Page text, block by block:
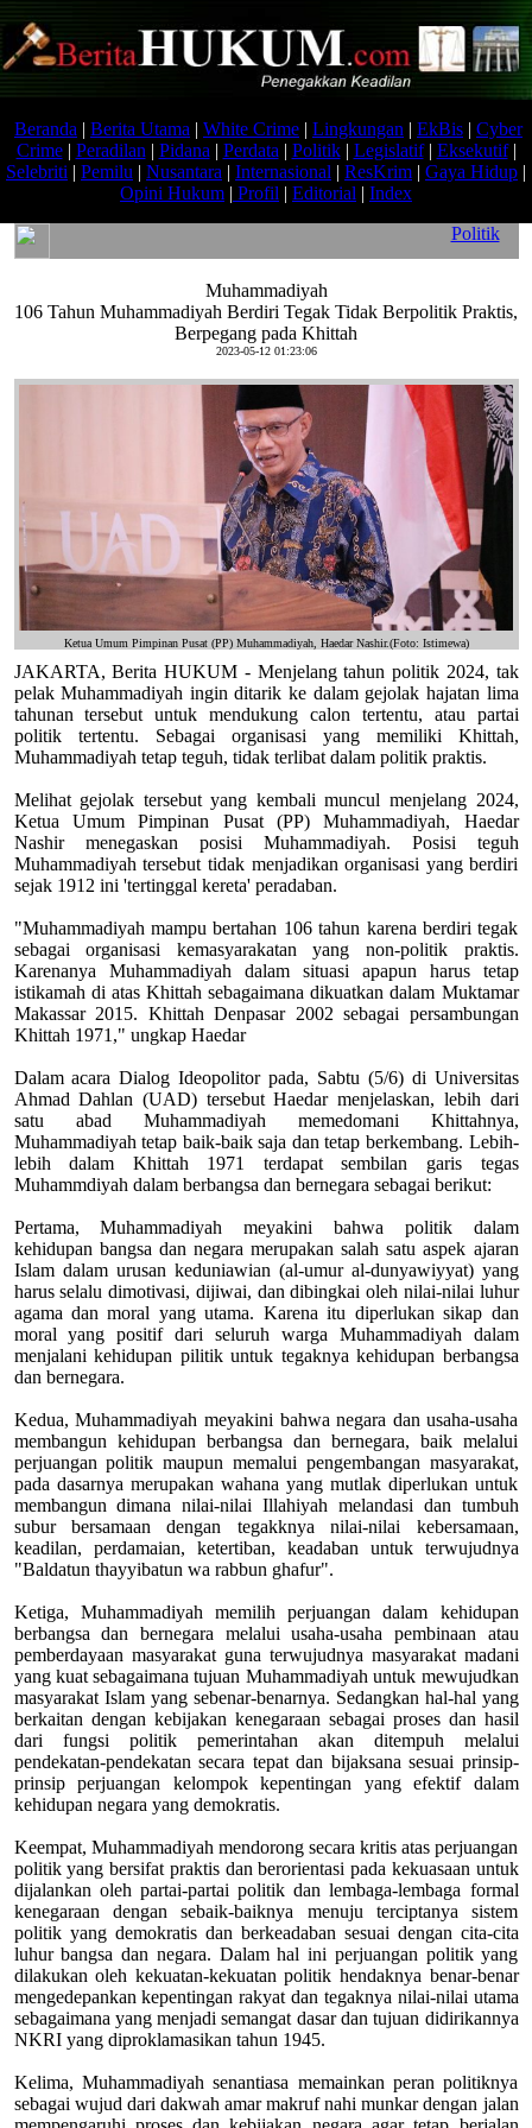
Beranda | Berita Utama | White Crime | Lingkungan | EkBis | Cyber
Crime| Peradilan | Pidana | Perdata | Politik| Legislatif| Eksekutif|
Selebriti | Pemilu | Nusantara | Internasional | ResKrim | Gaya Hidup |
Opini Hukum | Profil | Editorial | Index
Politik
Muhammadiyah
106 Tahun Muhammadiyah Berdiri Tegak Tidak Berpolitik Praktis,
Berpegang pada Khittah
2023-05-12 01:23:06
Ketua Umum Pimpinan Pusat (PP) Muhammadiyah, Haedar Nashir.(Foto: Istimewa)
JAKARTA, Berita HUKUM - Menjelang tahun politik 2024, tak
pelak Muhammadiyah ingin ditarik ke dalam gejolak hajatan lima
tahunan tersebut untuk mendukung calon tertentu, atau partai
politik tertentu. Sebagai organisasi yang memiliki Khittah,
Muhammadiyah tetap teguh, tidak terlibat dalam politik praktis.
Melihat gejolak tersebut yang kembali muncul menjelang 2024,
Ketua Umum Pimpinan Pusat (PP) Muhammadiyah, Haedar
Nashir menegaskan posisi Muhammadiyah. Posisi teguh
Muhammadiyah tersebut tidak menjadikan organisasi yang berdiri
sejak 1912 ini 'tertinggal kereta' peradaban.
"Muhammadiyah mampu bertahan 106 tahun karena berdiri tegak
sebagai organisasi kemasyarakatan yang non-politik praktis.
Karenanya Muhammadiyah dalam situasi apapun harus tetap
istikamah di atas Khittah sebagaimana dikuatkan dalam Muktamar
Makassar 2015. Khittah Denpasar 2002 sebagai persambungan
Khittah 1971," ungkap Haedar
Dalam acara Dialog Ideopolitor pada, Sabtu (5/6) di Universitas
Ahmad Dahlan (UAD) tersebut Haedar menjelaskan, lebih dari
satu abad Muhammadiyah memedomani Khittahnya,
Muhammadiyah tetap baik-baik saja dan tetap berkembang. Lebih-
lebih dalam Khittah 1971 terdapat sembilan garis tegas
Muhammdiyah dalam berbangsa dan bernegara sebagai berikut:
Pertama, Muhammadiyah meyakini bahwa politik dalam
kehidupan bangsa dan negara merupakan salah satu aspek ajaran
Islam dalam urusan keduniawian (al-umur al-dunyawiyyat) yang
harus selalu dimotivasi, dijiwai, dan dibingkai oleh nilai-nilai luhur
agama dan moral yang utama. Karena itu diperlukan sikap dan
moral yang positif dari seluruh warga Muhammadiyah dalam
menjalani kehidupan pilitik untuk tegaknya kehidupan berbangsa
dan bernegara.
Kedua, Muhammadiyah meyakini bahwa negara dan usaha-usaha
membangun kehidupan berbangsa dan bernegara, baik melalui
perjuangan politik maupun memalui pengembangan masyarakat,
pada dasarnya merupakan wahana yang mutlak diperlukan untuk
membangun dimana nilai-nilai Illahiyah melandasi dan tumbuh
subur bersamaan dengan tegakknya nilai-nilai kebersamaan,
keadilan, perdamaian, ketertiban, keadaban untuk terwujudnya
"Baldatun thayyibatun wa rabbun ghafur".
Ketiga, Muhammadiyah memilih perjuangan dalam kehidupan
berbangsa dan bernegara melalui usaha-usaha pembinaan atau
pemberdayaan masyarakat guna terwujudnya masyarakat madani
yang kuat sebagaimana tujuan Muhammadiyah untuk mewujudkan
masyarakat Islam yang sebenar-benarnya. Sedangkan hal-hal yang
berkaitan dengan kebijakan kenegaraan sebagai proses dan hasil
dari fungsi politik pemerintahan akan ditempuh melalui
pendekatan-pendekatan secara tepat dan bijaksana sesuai prinsip-
prinsip perjuangan kelompok kepentingan yang efektif dalam
kehidupan negara yang demokratis.
Keempat, Muhammadiyah mendorong secara kritis atas perjuangan
politik yang bersifat praktis dan berorientasi pada kekuasaan untuk
dijalankan oleh partai-partai politik dan lembaga-lembaga formal
kenegaraan dengan sebaik-baiknya menuju terciptanya sistem
politik yang demokratis dan berkeadaban sesuai dengan cita-cita
luhur bangsa dan negara. Dalam hal ini perjuangan politik yang
dilakukan oleh kekuatan-kekuatan politik hendaknya benar-benar
mengedepankan kepentingan rakyat dan tegaknya nilai-nilai utama
sebagaimana yang menjadi semangat dasar dan tujuan didirikannya
NKRI yang diproklamasikan tahun 1945.
Kelima, Muhammadiyah senantiasa memainkan peran politiknya
sebagai wujud dari dakwah amar makruf nahi munkar dengan jalan